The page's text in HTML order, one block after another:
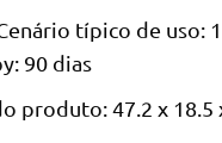
típico de uso:
90 dias
produto: 47.2 x 18.5